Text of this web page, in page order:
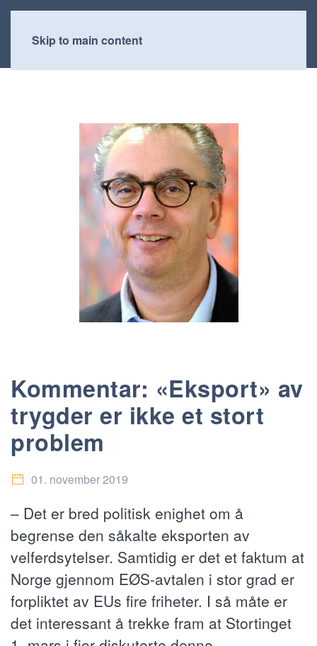
Skip to main content
Kommentar: «Eksport» av
trygder er ikke et stort
problem
01. november 2019
– Det er bred politisk enighet om å
begrense den såkalte eksporten av
velferdsytelser. Samtidig er det et faktum at
Norge gjennom EØS-avtalen i stor grad er
forpliktet av EUs fire friheter. I så måte er
det interessant å trekke fram at Stortinget